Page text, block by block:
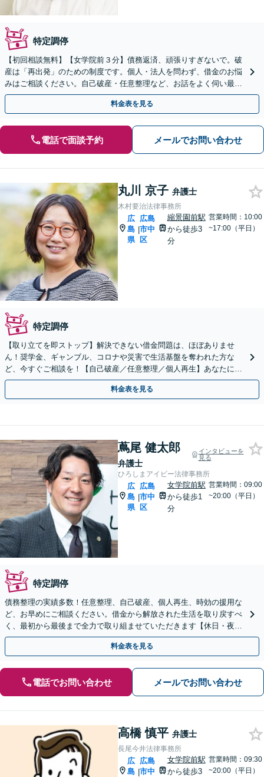
特定調停
【初回相談無料】【女学院前３分】債務返済、頑張りすぎないで。破
産は「再出発」のための制度です。個人・法人を問わず、借金のお悩
みはご相談ください。自己破産・任意整理など、お話をよく伺い最良
の解決を目指します。（合同庁舎内郵便局近く）
料金表を見る
電話で面談予約 メールでお問い合わせ
丸川 京子 弁護士
木村要治法律事務所
広
島
県
|
広島
市中
区
縮景園前駅
から徒歩3
分
営業時間：10:00
~17:00（平日）
特定調停
【取り立てを即ストップ】解決できない借金問題は、ほぼありませ
ん！奨学金、ギャンブル、コロナや災害で生活基盤を奪われた方な
ど、今すぐご相談を！【自己破産／任意整理／個人再生】あなたにあ
った債務整理をご提案。無料の初回面談でご説明できます。
料金表を見る
蔦尾 健太郎
弁護士
インタビューを
見る
ひろしまアイビー法律事務所
広
島
県
|
広島
市中
区
女学院前駅
から徒歩1
分
営業時間：09:00
~20:00（平日）
特定調停
債務整理の実績多数！任意整理、自己破産、個人再生、時効の援用な
ど、お早めにご相談ください。借金から解放された生活を取り戻すべ
く、最初から最後まで全力で取り組ませていただきます【休日・夜間
対応】【女学院前駅1分】【弁護士歴15年以上】
料金表を見る
電話でお問い合わせ メールでお問い合わせ
高橋 慎平 弁護士
長尾今井法律事務所
広
島 |
広島
市中
女学院前駅
から徒歩3
営業時間：09:30
~20:00（平日）